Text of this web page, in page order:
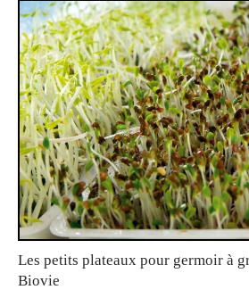
Les petits plateaux pour germoir à
Biovie